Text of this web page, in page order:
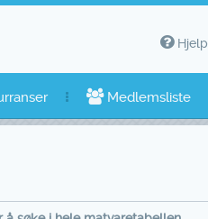
Hjelp
Medlemsliste